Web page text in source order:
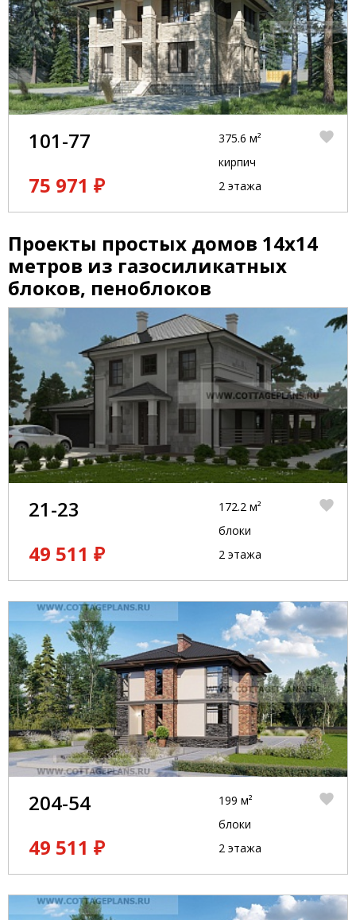
101-77
75 971 ₽
375.6 м²
кирпич
2 этажа
Проекты простых домов 14x14
метров из газосиликатных
блоков, пеноблоков
21-23
49 511 ₽
172.2 м²
блоки
2 этажа
204-54
49 511 ₽
199 м²
блоки
2 этажа